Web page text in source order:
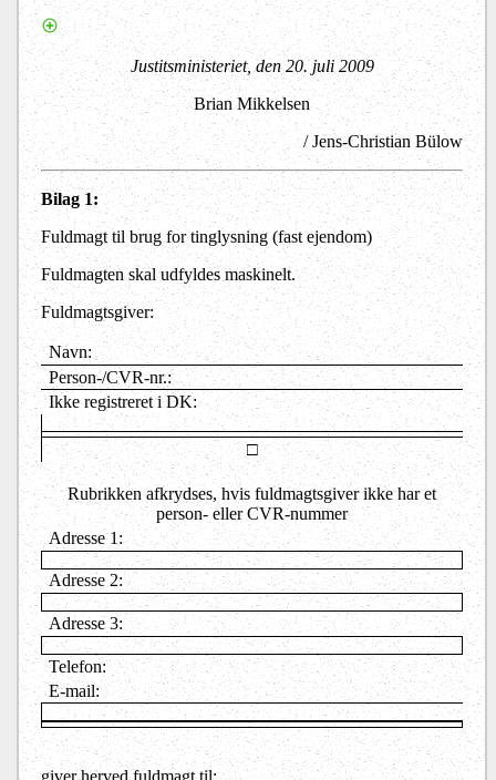
Justitsministeriet, den 20. juli 2009
Brian Mikkelsen
/ Jens-Christian Bülow
Bilag 1:
Fuldmagt til brug for tinglysning (fast ejendom)
Fuldmagten skal udfyldes maskinelt.
Fuldmagtsgiver:
Navn:
Person-/CVR-nr.:
Ikke registreret i DK:
□
Rubrikken afkrydses, hvis fuldmagtsgiver ikke har et
person- eller CVR-nummer
Adresse 1:
Adresse 2:
Adresse 3:
Telefon:
E-mail:
giver herved fuldmagt til: